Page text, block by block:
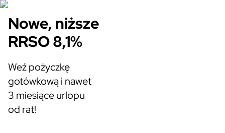
VeloBank - strona główna
Przejdź do treści
Pożyczka gotówkowa
Nowe, niższe
RRSO 8,1%
Weź pożyczkę
gotówkową i nawet
3 miesiące urlopu
od rat!